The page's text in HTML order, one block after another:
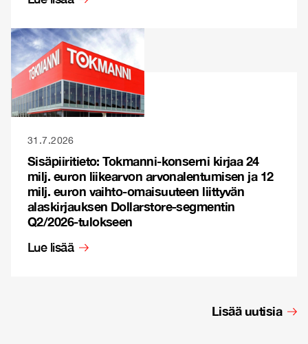
31.7.2026
Sisäpiiritieto: Tokmanni-konserni kirjaa 24
milj. euron liikearvon arvonalentumisen ja 12
milj. euron vaihto-omaisuuteen liittyvän
alaskirjauksen Dollarstore-segmentin
Q2/2026-tulokseen
Lue lisää
Lisää uutisia